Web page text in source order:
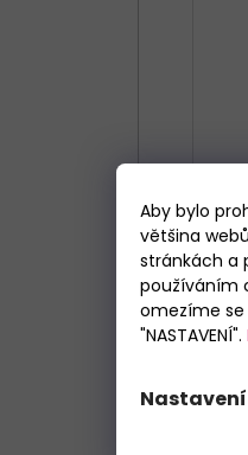
Aby bylo
většina
stránkách a
používáním
omezíme se
"NASTAVENÍ".
Nastavení